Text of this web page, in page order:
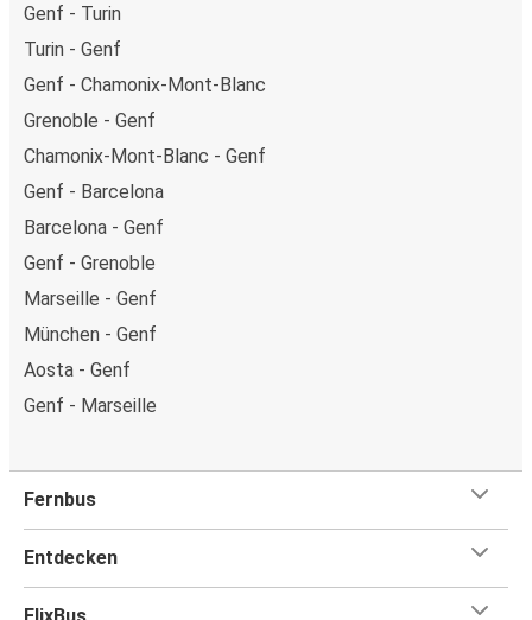
Genf - Turin
Turin - Genf
Genf - Chamonix-Mont-Blanc
Grenoble - Genf
Chamonix-Mont-Blanc - Genf
Genf - Barcelona
Barcelona - Genf
Genf - Grenoble
Marseille - Genf
München - Genf
Aosta - Genf
Genf - Marseille
Fernbus
Entdecken
FlixBus